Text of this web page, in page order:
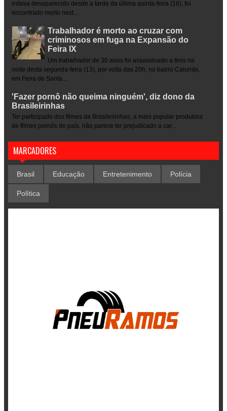
estava desaparecido desde a tarde da última quinta-feira (16), foi
encontrado morto nest...
Trabalhador é morto ao cruzar com
criminosos em fuga na Expansão do
Feira IX
Um trabalhador de 30 anos foi assassinado a tiros na
noite desta segunda-feira (13), por volta das 20h, no bairro Calumbi,
em Feira de Santa...
'Fazer pornô não queima ninguém', diz dono da
Brasileirinhas
Ter participado dos filmes da Brasileirinhas, a mais popular produtora
de filmes pornôs do país, não parece ter prejudicado a car...
MARCADORES
Brasil Educação Entretenimento Polícia
Política